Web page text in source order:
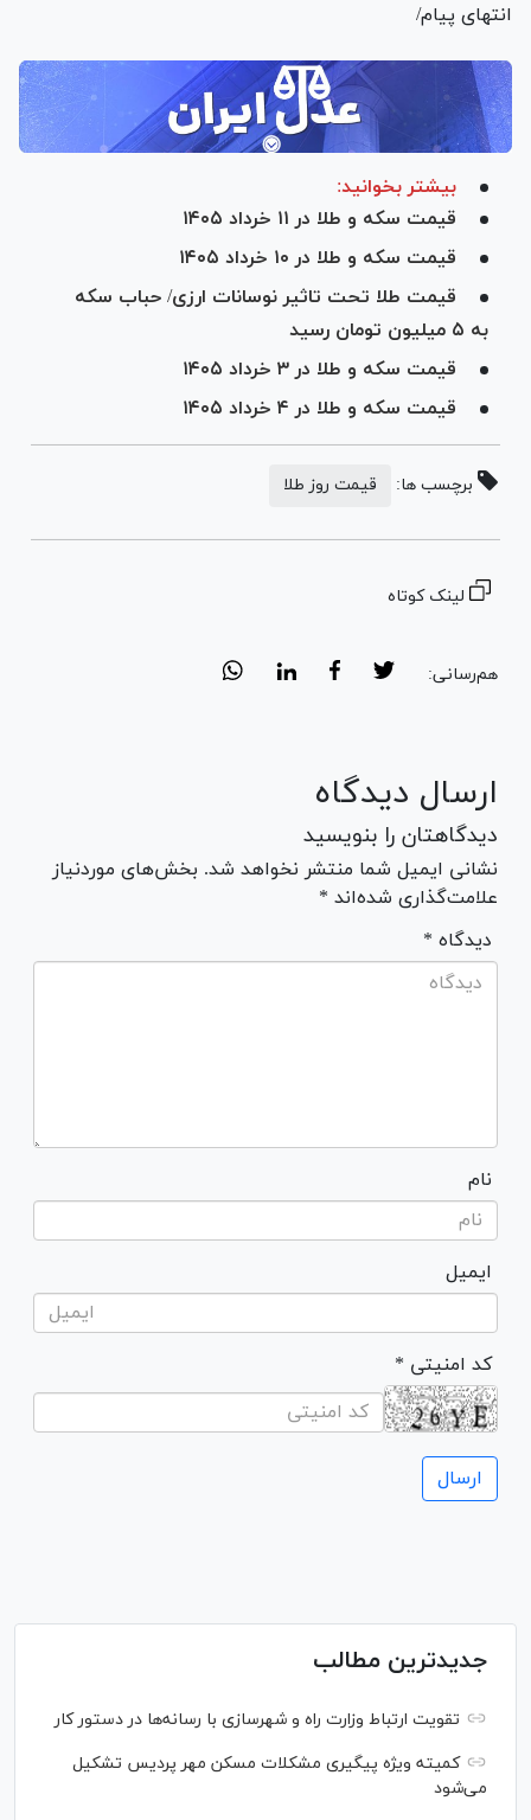
انتهای پیام/
بیشتر بخوانید:
قیمت سکه و طلا در ۱۱ خرداد ۱۴۰۵
قیمت سکه و طلا در ۱۰ خرداد ۱۴۰۵
قیمت طلا تحت تاثیر نوسانات ارزی/ حباب سکه
به ۵ میلیون تومان رسید
قیمت سکه و طلا در ۳ خرداد ۱۴۰۵
قیمت سکه و طلا در ۴ خرداد ۱۴۰۵
برچسب ها: قیمت روز طلا
لینک کوتاه
هم‌رسانی:
ارسال دیدگاه
دیدگاهتان را بنویسید
نشانی ایمیل شما منتشر نخواهد شد. بخش‌های موردنیاز
علامت‌گذاری شده‌اند *
* دیدگاه
نام
ایمیل
* کد امنیتی
جدیدترین مطالب
تقویت ارتباط وزارت راه و شهرسازی با رسانه‌ها در دستور کار
کمیته ویژه پیگیری مشکلات مسکن مهر پردیس تشکیل
می‌شود